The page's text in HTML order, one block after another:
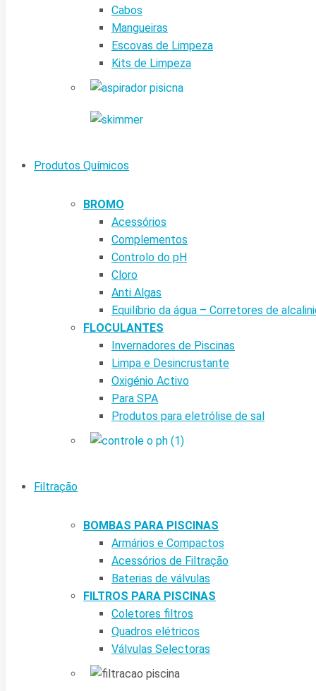
Cabos
Mangueiras
Escovas de Limpeza
Kits de Limpeza
Produtos Químicos
BROMO
Acessórios
Complementos
Controlo do pH
Cloro
Anti Algas
Equilíbrio da água – Corretores de
FLOCULANTES
Invernadores de Piscinas
Limpa e Desincrustante
Oxigénio Activo
Para SPA
Produtos para eletrólise de sal
Filtração
BOMBAS PARA PISCINAS
Armários e Compactos
Acessórios de Filtração
Baterias de válvulas
FILTROS PARA PISCINAS
Coletores filtros
Quadros elétricos
Válvulas Selectoras